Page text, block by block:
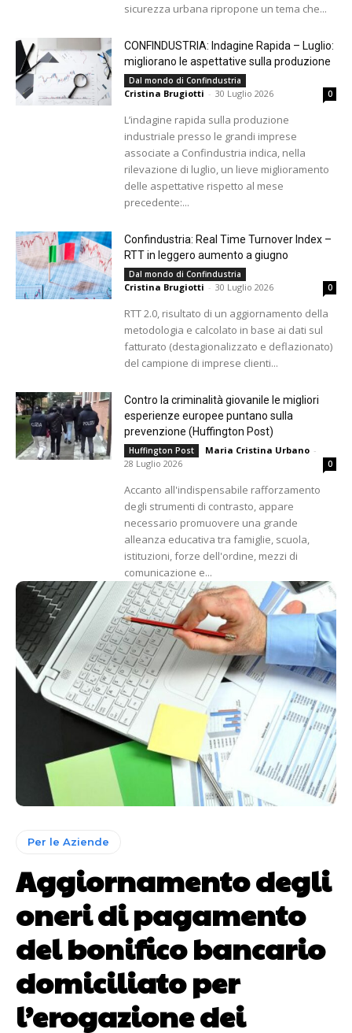
sicurezza urbana ripropone un tema che...
CONFINDUSTRIA: Indagine Rapida – Luglio:
migliorano le aspettative sulla produzione
Dal mondo di Confindustria
Cristina Brugiotti - 30 Luglio 2026 0
L’indagine rapida sulla produzione
industriale presso le grandi imprese
associate a Confindustria indica, nella
rilevazione di luglio, un lieve miglioramento
delle aspettative rispetto al mese
precedente:...
Confindustria: Real Time Turnover Index –
RTT in leggero aumento a giugno
Dal mondo di Confindustria
Cristina Brugiotti - 30 Luglio 2026 0
RTT 2.0, risultato di un aggiornamento della
metodologia e calcolato in base ai dati sul
fatturato (destagionalizzato e deflazionato)
del campione di imprese clienti...
Contro la criminalità giovanile le migliori
esperienze europee puntano sulla
prevenzione (Huffington Post)
Huffington Post Maria Cristina Urbano -
28 Luglio 2026
0
Accanto all'indispensabile rafforzamento
degli strumenti di contrasto, appare
necessario promuovere una grande
alleanza educativa tra famiglie, scuola,
istituzioni, forze dell'ordine, mezzi di
comunicazione e...
Per le Aziende
Aggiornamento degli
oneri di pagamento
del bonifico bancario
domiciliato per
l’erogazione dei